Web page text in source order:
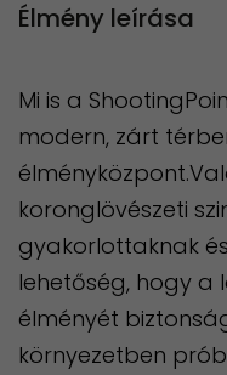
Élmény leírása
Mi is a
modern, zárt
koronglövészeti
gyakorlottaknak
lehetőség, hogy a
élményét
környezetben